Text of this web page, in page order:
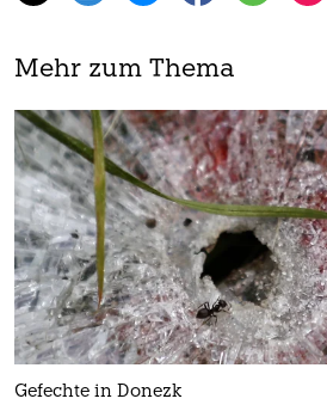
Mehr zum Thema
Gefechte in Donezk